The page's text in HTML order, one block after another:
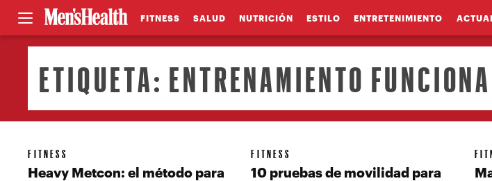
FITNESS SALUD NUTRICIÓN ESTILO ENTRETENIMIENTO
ETIQUETA: ENTRENAMIENTO
FITNESS
Heavy Metcon: el método para
FITNESS
10 pruebas de movilidad para